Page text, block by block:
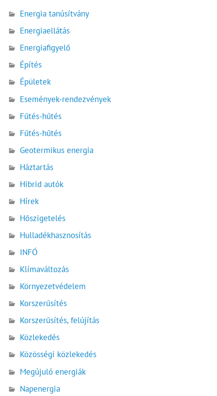
Energia tanúsítvány
Energiaellátás
Energiafigyelő
Építés
Épületek
Események-rendezvények
Fűtés-hűtés
Fűtés-hűtés
Geotermikus energia
Háztartás
Hibrid autók
Hírek
Hőszigetelés
Hulladékhasznosítás
INFÓ
Klímaváltozás
Környezetvédelem
Korszerűsítés
Korszerűsítés, felújítás
Közlekedés
Közösségi közlekedés
Megújuló energiák
Napenergia